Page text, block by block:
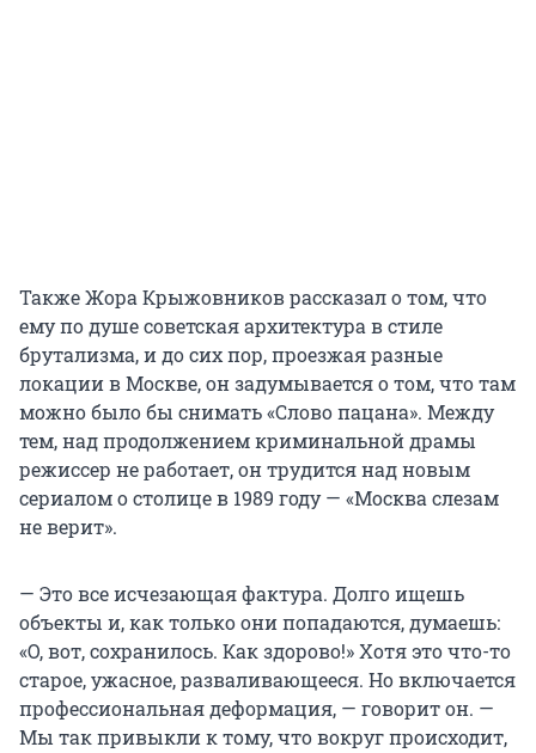
Также Жора Крыжовников рассказал о том, что
ему по душе советская архитектура в стиле
брутализма, и до сих пор, проезжая разные
локации в Москве, он задумывается о том, что там
можно было бы снимать «Слово пацана». Между
тем, над продолжением криминальной драмы
режиссер не работает, он трудится над новым
сериалом о столице в 1989 году — «Москва слезам
не верит».
— Это все исчезающая фактура. Долго ищешь
объекты и, как только они попадаются, думаешь:
«О, вот, сохранилось. Как здорово!» Хотя это что-то
старое, ужасное, разваливающееся. Но включается
профессиональная деформация, — говорит он. —
Мы так привыкли к тому, что вокруг происходит,